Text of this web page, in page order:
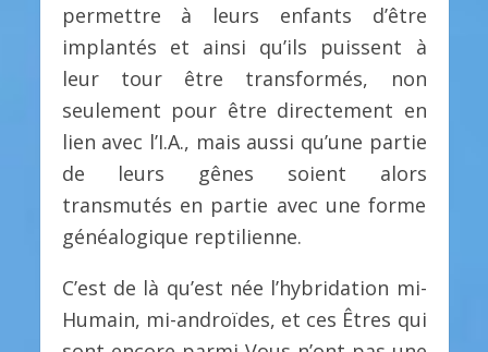
permettre à leurs enfants d’être
implantés et ainsi qu’ils puissent à
leur tour être transformés, non
seulement pour être directement en
lien avec l’I.A., mais aussi qu’une partie
de leurs gênes soient alors
transmutés en partie avec une forme
généalogique reptilienne.
C’est de là qu’est née l’hybridation mi-
Humain, mi-androïdes, et ces Êtres qui